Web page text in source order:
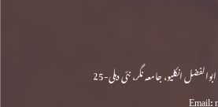
Email: